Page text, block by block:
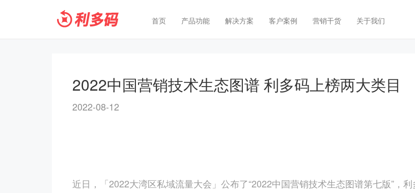
首页 产品功能 解决方案 客户案例 营销干货 关于我们
2022中国营销技术生态图谱 利多码上榜两大类目
2022-08-12
近日，「2022大湾区私域流量大会」公布了“2022中国营销技术生态图谱第七版”，